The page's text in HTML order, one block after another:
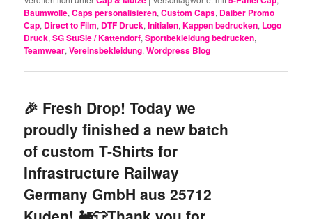
Baumwolle,Caps personalisieren,Custom Caps, Daiber Promo
Cap, Direct to Film, DTF Druck,Initialen,Kappen bedrucken, Logo
Druck,SG StuSie / Kattendorf,Sportbekleidung bedrucken,
Teamwear,Vereinsbekleidung,Wordpress Blog
🎉 Fresh Drop! Today we
proudly finished a new batch
of custom T-Shirts for
Infrastructure Railway
Germany GmbH aus 25712